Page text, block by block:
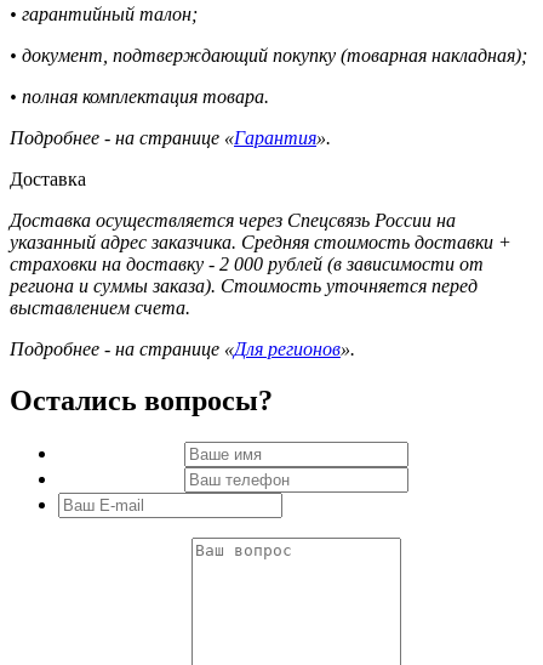
• гарантийный талон;
• документ, подтверждающий покупку (товарная накладная);
• полная комплектация товара.
Подробнее - на странице «Гарантия».
Доставка
Доставка осуществляется через Спецсвязь России на
указанный адрес заказчика. Средняя стоимость доставки +
страховки на доставку - 2 000 рублей (в зависимости от
региона и суммы заказа). Стоимость уточняется перед
выставлением счета.
Подробнее - на странице «Для регионов».
Остались вопросы?